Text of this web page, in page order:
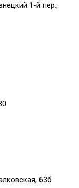
1-й пер.,
63б